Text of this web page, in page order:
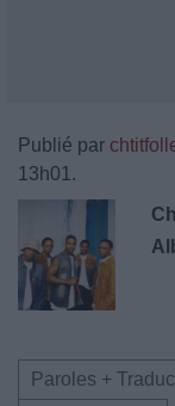
Publié par
13h01.
Paroles +